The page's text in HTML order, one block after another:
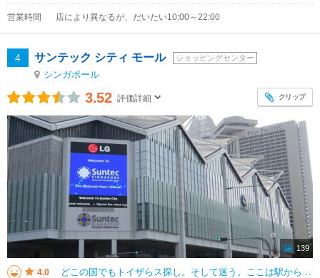
営業時間 店により異なるが、だいたい10:00～22:00
4 サンテック シティ モール ショッピングセンター
シンガポール
3.52 評価詳細 クリップ
139
4.0 どこの国でもトイザらス探し。そして迷う。ここは駅から1番遠い3の2階。広いが基本どこも同じかな。ここは食べ物のレストランやカフェがラッフルズシティより好き。横に広いので歩くのは大変ですが子供の遊び場も一階奥にあっておすすめ